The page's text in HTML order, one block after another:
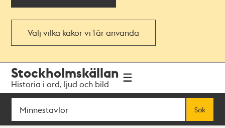
Välj vilka kakor vi får använda
navigationen
huvudinnehållet
Stockholmskällan
Historia i ord, ljud och bild
Sök
Sök